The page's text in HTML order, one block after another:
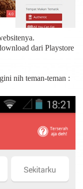
dari Playstore
nih teman-teman :